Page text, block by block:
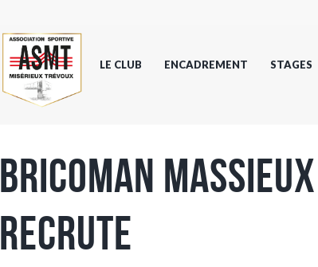
LE CLUB ENCADREMENT STAGES
Bricoman Massieux
recrute